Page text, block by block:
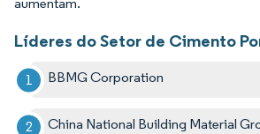
aumentam.
Líderes do Setor de Cimento
BBMG Corporation
China National Building Material